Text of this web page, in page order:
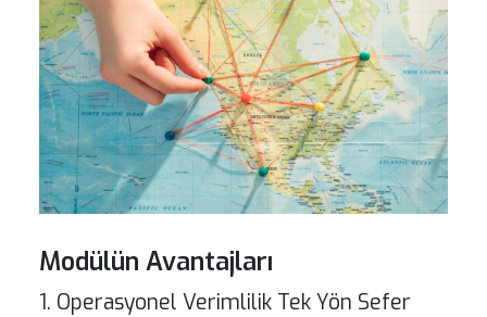
Modülün Avantajları
1. Operasyonel Verimlilik Tek Yön Sefer